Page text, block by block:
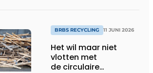
BRBS RECYCLING 11 JUNI 2026
Het wil maar niet
vlotten met
de circulaire